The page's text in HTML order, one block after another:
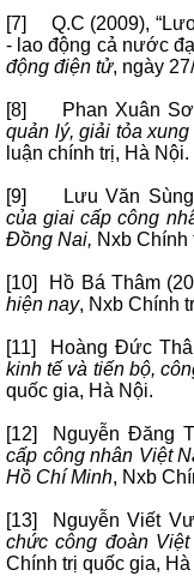
[7] Q.C (2009),
- lao động cả nước
động điện tử, ngày
[8] Phan Xuân
quản lý, giải tỏa
luận chính trị, Hà Nội.
[9] Lưu Văn Sùng,
của giai cấp công
Đồng Nai, Nxb Chính
[10] Hồ Bá Thâm
hiện nay, Nxb Chính
[11] Hoàng Đức
kinh tế và tiến bộ,
quốc gia, Hà Nội.
[12] Nguyễn Đăng
cấp công nhân Việt
Hồ Chí Minh, Nxb
[13] Nguyễn Viết
chức công đoàn
Chính trị quốc gia, Hà